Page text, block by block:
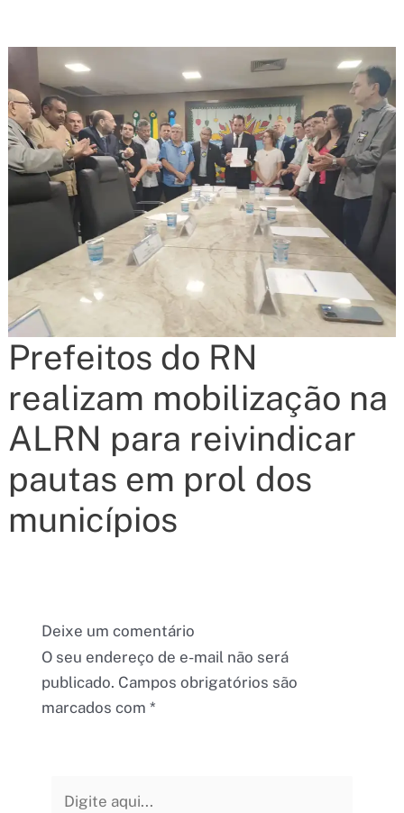
Prefeitos do RN
realizam mobilização na
ALRN para reivindicar
pautas em prol dos
municípios
Deixe um comentário
O seu endereço de e-mail não será
publicado. Campos obrigatórios são
marcados com *